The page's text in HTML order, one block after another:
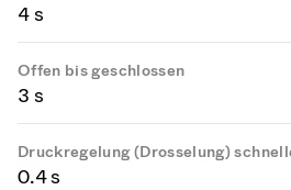
4 s
Offen bis geschlossen
3 s
Druckregelung (Drosselung)
0.4 s